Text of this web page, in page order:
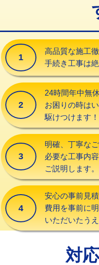
交換・取付(単水栓（壁付
式）)
交換・取付(混合水栓（壁付
式・ワンホール）)
交換・取付(排水栓・排水ト
（P/S/ポップアップ））
交換・取付（その他部品）
持込商品取付（単水栓）
持込商品取付（混合水栓）
持込商品取付（浄水器・分
給水管工事※（ホール加工)
給水管工事※（バンド止め)
給水管工事※（保温材使用
1
高品質な施工
手続き工事は
2
24時間年中無
お困りの時は
駆けつけます！
3
明確、丁寧な
必要な工事内
ご説明します。
4
安心の事前見
費用を事前に
いただいたう
対